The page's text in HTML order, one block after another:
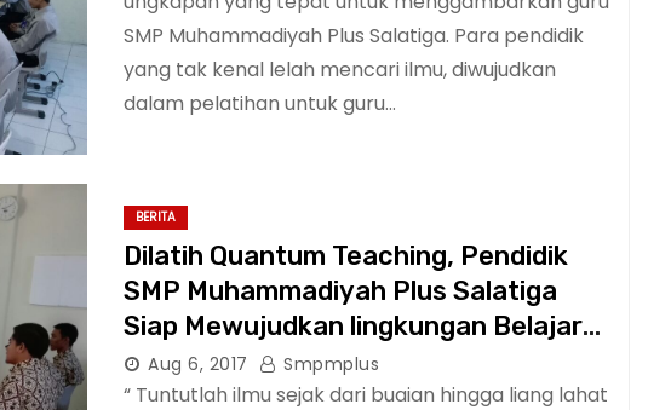
SMP Muhammadiyah Plus Salatiga. Para pendidik
yang tak kenal lelah mencari ilmu, diwujudkan
dalam pelatihan untuk guru…
BERITA
Dilatih Quantum Teaching, Pendidik
SMP Muhammadiyah Plus Salatiga
Siap Mewujudkan lingkungan Belajar
Yang Efektif dan Menyenangkan
Aug 6, 2017 Smpmplus
“ Tuntutlah ilmu sejak dari buaian hingga liang lahat